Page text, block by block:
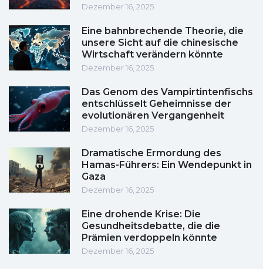
Dezember 16, 2025
Eine bahnbrechende Theorie, die
unsere Sicht auf die chinesische
Wirtschaft verändern könnte
Dezember 16, 2025
Das Genom des Vampirtintenfischs
entschlüsselt Geheimnisse der
evolutionären Vergangenheit
Dezember 16, 2025
Dramatische Ermordung des
Hamas-Führers: Ein Wendepunkt in
Gaza
Dezember 16, 2025
Eine drohende Krise: Die
Gesundheitsdebatte, die die
Prämien verdoppeln könnte
Dezember 16, 2025